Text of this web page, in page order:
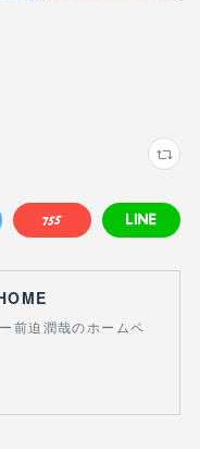
前迫潤哉のホームペ